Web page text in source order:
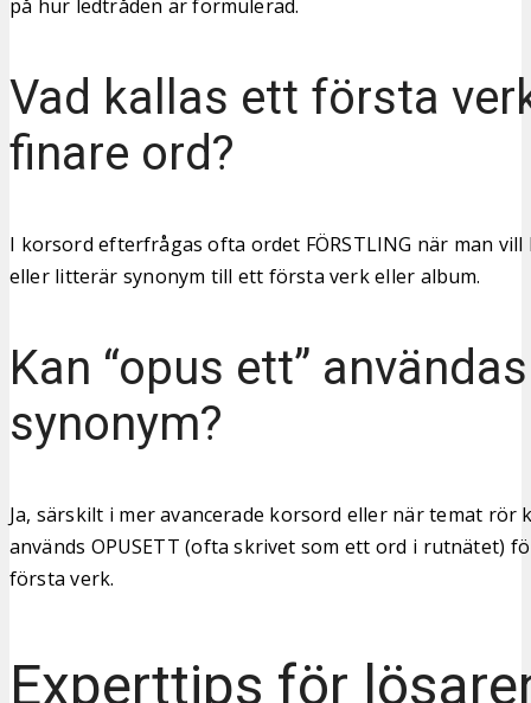
på hur ledtråden är formulerad.
Vad kallas ett första
finare ord?
I korsord efterfrågas ofta ordet FÖRSTLING när man
eller litterär synonym till ett första verk eller album.
Kan “opus ett”
synonym?
Ja, särskilt i mer avancerade korsord eller när temat rör
används OPUSETT (ofta skrivet som ett ord i rutnätet)
första verk.
Experttips för